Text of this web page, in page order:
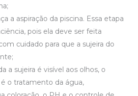
a aspiração da piscina. Essa etapa
pois ela deve ser feita
cuidado para que a sujeira do
a sujeira é visível aos olhos, o
o tratamento da água,